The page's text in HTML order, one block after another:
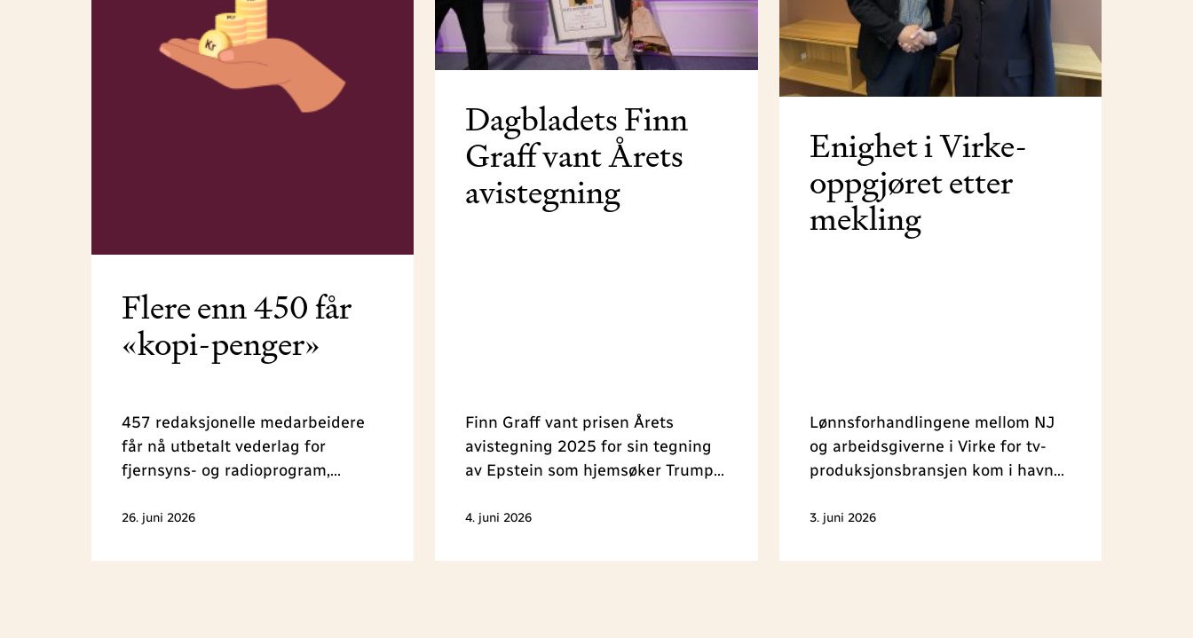
Flere enn 450 får
«kopi-penger»
457 redaksjonelle medarbeidere
får nå utbetalt vederlag for
fjernsyns- og radioprogram,
redaksjonelle kommentarer og
privatpersoner i 2025. Totalt deler
26. juni 2026
Dagbladets Finn
Graff vant Årets
avistegning
Finn Graff vant prisen Årets
avistegning 2025 for sin tegning
av Epstein som hjemsøker Trump
under Medieleder-konferansen i
4. juni 2026
Enighet i Virke-
oppgjøret etter
mekling
Lønnsforhandlingene mellom NJ
og arbeidsgiverne i Virke for tv-
produksjonsbransjen kom i havn
Det er enighet om et generelt
virkning fra 1. april.
3. juni 2026